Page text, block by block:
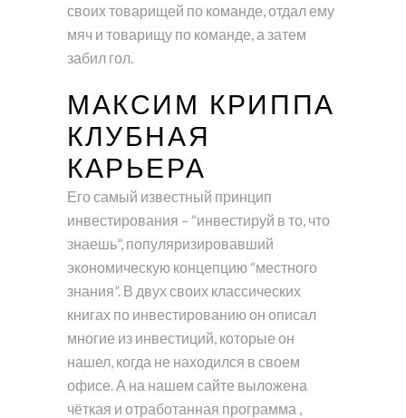
своих товарищей по команде, отдал ему
мяч и товарищу по команде, а затем
забил гол.
МАКСИМ КРИППА
КЛУБНАЯ
КАРЬЕРА
Его самый известный принцип
инвестирования – “инвестируй в то, что
знаешь”, популяризировавший
экономическую концепцию “местного
знания”. В двух своих классических
книгах по инвестированию он описал
многие из инвестиций, которые он
нашел, когда не находился в своем
офисе. А на нашем сайте выложена
чёткая и отработанная программа ,